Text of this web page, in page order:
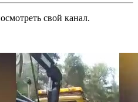
свой канал.